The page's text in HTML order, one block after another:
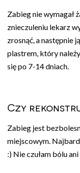
Zabieg nie wymagał
znieczuleniu lekarz
zrosnąć, a następnie
plastrem, który
się po 7-14 dniach.
Czy
Zabieg jest
miejscowym.
:) Nie czułam bólu